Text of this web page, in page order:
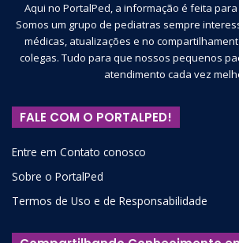
Aqui no PortalPed, a informação é feita
Somos um grupo de pediatras sempre
médicas, atualizações e no
colegas. Tudo para que nossos pequenos
atendimento cada vez
FALE COM O PORTALPED!
Entre em Contato conosco
Sobre o PortalPed
Termos de Uso e de Responsabilidade